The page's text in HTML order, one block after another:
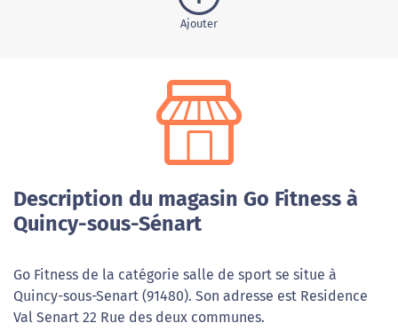
Ajouter
Description du magasin Go Fitness à
Quincy-sous-Sénart
Go Fitness de la catégorie salle de sport se situe à
Quincy-sous-Senart (91480). Son adresse est Residence
Val Senart 22 Rue des deux communes.